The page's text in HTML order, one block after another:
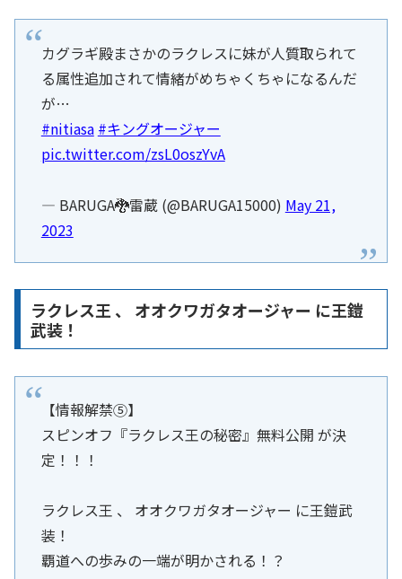
カグラギ殿まさかのラクレスに妹が人質取られて
る属性追加されて情緒がめちゃくちゃになるんだ
が…
#nitiasa #キングオージャー
pic.twitter.com/zsL0oszYvA
— BARUGA🐉雷蔵 (@BARUGA15000) May 21,
2023
ラクレス王 、 オオクワガタオージャー に王鎧
武装！
【情報解禁⑤】
スピンオフ『ラクレス王の秘密』無料公開 が決
定！！！
ラクレス王 、 オオクワガタオージャー に王鎧武
装！
覇道への歩みの一端が明かされる！？